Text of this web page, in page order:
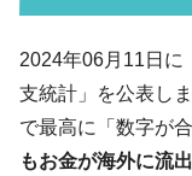
07月販売台数は去
た。『起亜』は9台
『Money1』
韓国
落！
2024年06月11日に
支統計」を公表し
で最高に「数字が
もお金が海外に流